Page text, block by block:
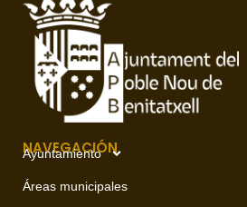
NAVEGACIÓN
Ayuntamiento
Áreas municipales